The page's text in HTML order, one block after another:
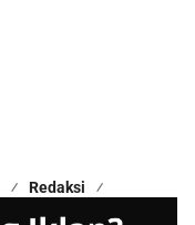
Redaksi